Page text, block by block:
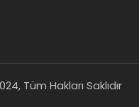
Tüm Hakları Saklıdır